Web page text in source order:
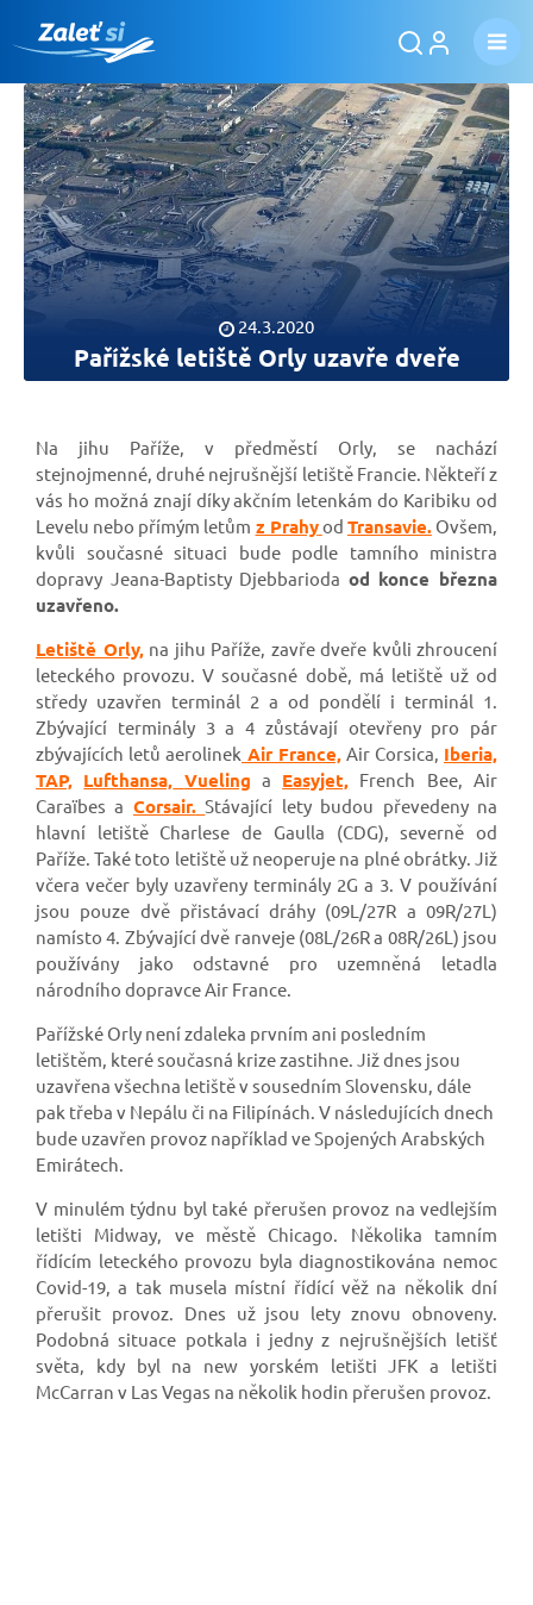
24.3.2020
Pařížské letiště Orly uzavře dveře
Na jihu Paříže, v předměstí Orly, se nachází
stejnojmenné, druhé nejrušnější letiště Francie. Někteří z
vás ho možná znají díky akčním letenkám do Karibiku od
Levelu nebo přímým letům z Prahyod Transavie.Ovšem,
kvůli současné situaci bude podle tamního ministra
dopravy Jeana-Baptisty Djebbarioda od konce března
uzavřeno.
Letiště Orly,na jihu Paříže, zavře dveře kvůli zhroucení
leteckého provozu. V současné době, má letiště už od
středy uzavřen terminál 2 a od pondělí i terminál 1.
Zbývající terminály 3 a 4 zůstávají otevřeny pro pár
zbývajících letů aerolinek Air France, Air Corsica, Iberia,
TAP, Lufthansa, Vueling a Easyjet, French Bee, Air
Caraïbes a Corsair. Stávající lety budou převedeny na
hlavní letiště Charlese de Gaulla (CDG), severně od
Paříže. Také toto letiště už neoperuje na plné obrátky. Již
včera večer byly uzavřeny terminály 2G a 3. V používání
jsou pouze dvě přistávací dráhy (09L/27R a 09R/27L)
namísto 4. Zbývající dvě ranveje (08L/26R a 08R/26L) jsou
používány jako odstavné pro uzemněná letadla
národního dopravce Air France.
Pařížské Orly není zdaleka prvním ani posledním
letištěm, které současná krize zastihne. Již dnes jsou
uzavřena všechna letiště v sousedním Slovensku, dále
pak třeba v Nepálu či na Filipínách. V následujících dnech
bude uzavřen provoz například ve Spojených Arabských
Emirátech.
V minulém týdnu byl také přerušen provoz na vedlejším
letišti Midway, ve městě Chicago. Několika tamním
řídícím leteckého provozu byla diagnostikována nemoc
Covid-19, a tak musela místní řídící věž na několik dní
přerušit provoz. Dnes už jsou lety znovu obnoveny.
Podobná situace potkala i jedny z nejrušnějších letišť
světa, kdy byl na new yorském letišti JFK a letišti
McCarran v Las Vegas na několik hodin přerušen provoz.